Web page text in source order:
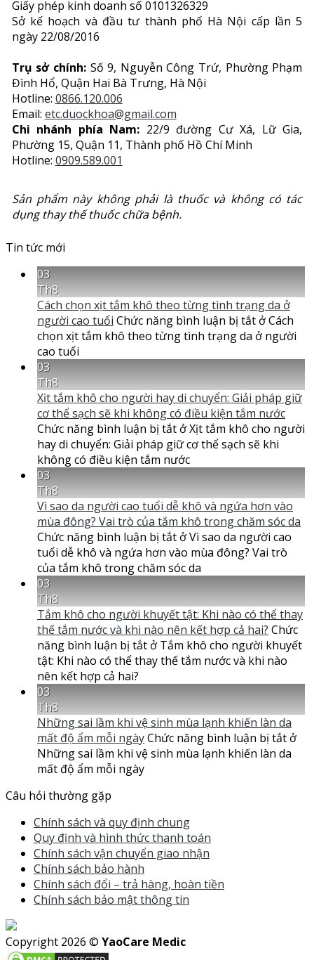
Giấy phép kinh doanh số 0101326329
Sở kế hoạch và đầu tư thành phố Hà Nội cấp lần 5
ngày 22/08/2016
Trụ sở chính:Số 9, Nguyễn Công Trứ, Phường Phạm
Đình Hổ, Quận Hai Bà Trưng, Hà Nội
Hotline: 0866.120.006
Email: etc.duockhoa@gmail.com
Chi nhánh phía Nam: 22/9 đường Cư Xá, Lữ Gia,
Phường 15, Quận 11, Thành phố Hồ Chí Minh
Hotline: 0909.589.001
Sản phẩm này không phải là thuốc và không có tác
dụng thay thế thuốc chữa bệnh.
Tin tức mới
03
Th8
Cách chọn xịt tắm khô theo từng tình trạng da ở
người cao tuổi Chức năng bình luận bị tắt ở Cách
chọn xịt tắm khô theo từng tình trạng da ở người
cao tuổi
03
Th8
Xịt tắm khô cho người hay di chuyển: Giải pháp giữ
cơ thể sạch sẽ khi không có điều kiện tắm nước
Chức năng bình luận bị tắt ở Xịt tắm khô cho người
hay di chuyển: Giải pháp giữ cơ thể sạch sẽ khi
không có điều kiện tắm nước
03
Th8
Vì sao da người cao tuổi dễ khô và ngứa hơn vào
mùa đông? Vai trò của tắm khô trong chăm sóc da
Chức năng bình luận bị tắt ở Vì sao da người cao
tuổi dễ khô và ngứa hơn vào mùa đông? Vai trò
của tắm khô trong chăm sóc da
03
Th8
Tắm khô cho người khuyết tật: Khi nào có thể thay
thế tắm nước và khi nào nên kết hợp cả hai? Chức
năng bình luận bị tắt ở Tắm khô cho người khuyết
tật: Khi nào có thể thay thế tắm nước và khi nào
nên kết hợp cả hai?
03
Th8
Những sai lầm khi vệ sinh mùa lạnh khiến làn da
mất độ ẩm mỗi ngàyChức năng bình luận bị tắt ở
Những sai lầm khi vệ sinh mùa lạnh khiến làn da
mất độ ẩm mỗi ngày
Câu hỏi thường gặp
Chính sách và quy định chung
Quy định và hình thức thanh toán
Chính sách vận chuyển giao nhận
Chính sách bảo hành
Chính sách đổi – trả hàng, hoàn tiền
Chính sách bảo mật thông tin
Copyright 2026 © YaoCare Medic